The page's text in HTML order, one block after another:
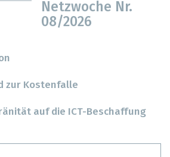
Netzwoche Nr.
08/2026
zur Kostenfalle
auf die ICT-Beschaffung